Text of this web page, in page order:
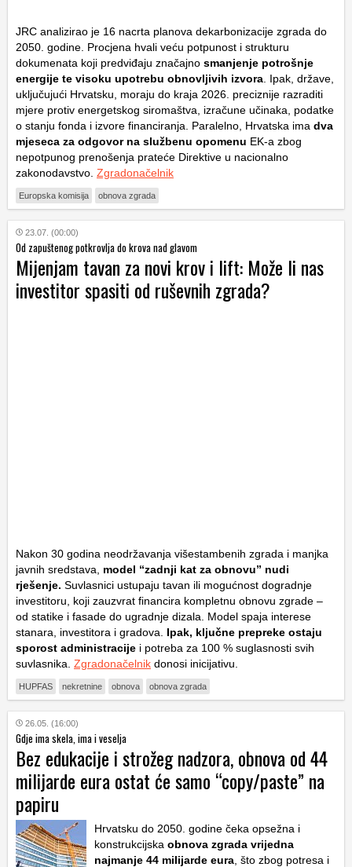
JRC analizirao je 16 nacrta planova dekarbonizacije zgrada do
2050. godine. Procjena hvali veću potpunost i strukturu
dokumenata koji predviđaju značajno smanjenje potrošnje
energije te visoku upotrebu obnovljivih izvora . Ipak, države,
uključujući Hrvatsku, moraju do kraja 2026. preciznije razraditi
mjere protiv energetskog siromaštva, izračune učinaka, podatke
o stanju fonda i izvore financiranja. Paralelno, Hrvatska ima dva
mjeseca za odgovor na službenu opomenu EK-a zbog
nepotpunog prenošenja prateće Direktive u nacionalno
zakonodavstvo. Zgradonačelnik
Europska komisija obnova zgrada
23.07. (00:00)
Od zapuštenog potkrovlja do krova nad glavom
Mijenjam tavan za novi krov i lift: Može li nas
investitor spasiti od ruševnih zgrada?
Nakon 30 godina neodržavanja višestambenih zgrada i manjka
javnih sredstava, model “zadnji kat za obnovu” nudi
rješenje. Suvlasnici ustupaju tavan ili mogućnost dogradnje
investitoru, koji zauzvrat financira kompletnu obnovu zgrade –
od statike i fasade do ugradnje dizala. Model spaja interese
stanara, investitora i gradova. Ipak, ključne prepreke ostaju
sporost administracije i potreba za 100 % suglasnosti svih
suvlasnika. Zgradonačelnik donosi inicijativu.
HUPFAS nekretnine obnova obnova zgrada
26.05. (16:00)
Gdje ima skela, ima i veselja
Bez edukacije i strožeg nadzora, obnova od 44
milijarde eura ostat će samo “copy/paste” na
papiru
Hrvatsku do 2050. godine čeka opsežna i
konstrukcijska obnova zgrada vrijedna
najmanje 44 milijarde eura , što zbog potresa i